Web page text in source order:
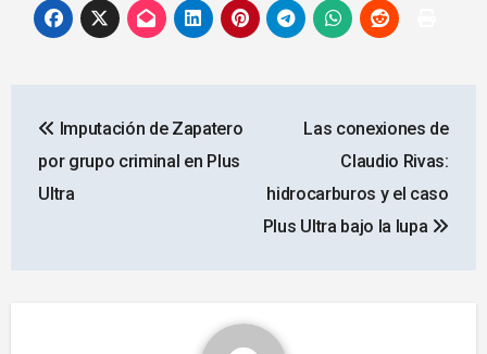
de
entradas
Imputación de Zapatero
por grupo criminal en Plus
Ultra
Las conexiones de
Claudio Rivas:
hidrocarburos y el caso
Plus Ultra bajo la lupa